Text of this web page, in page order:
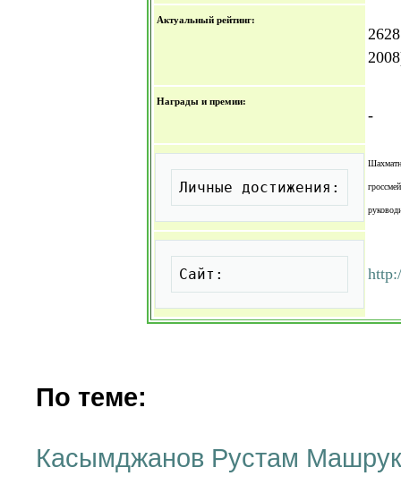
Актуальный рейтинг:
Награды и премии:
-
Личные достижения:
Сайт:
По теме:
Касымджанов Рустам